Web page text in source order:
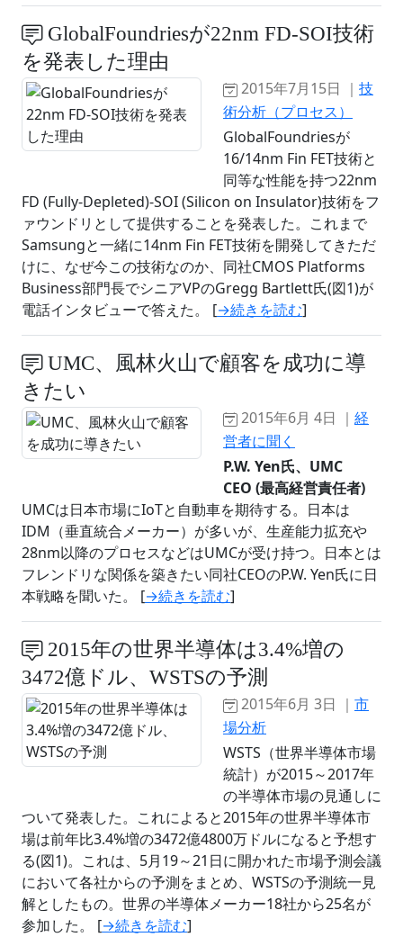
GlobalFoundriesが22nm FD-SOI技術
を発表した理由
2015年7月15日 ｜ 技
術分析（プロセス）
GlobalFoundriesが
16/14nm Fin FET技術と
同等な性能を持つ22nm
FD (Fully-Depleted)-SOI (Silicon on Insulator)技術をフ
ァウンドリとして提供することを発表した。これまで
Samsungと一緒に14nm Fin FET技術を開発してきただ
けに、なぜ今この技術なのか、同社CMOS Platforms
Business部門長でシニアVPのGregg Bartlett氏(図1)が
電話インタビューで答えた。 [→続きを読む]
UMC、風林火山で顧客を成功に導
きたい
2015年6月 4日 ｜ 経
営者に聞く
P.W. Yen氏、UMC
CEO (最高経営責任者)
UMCは日本市場にIoTと自動車を期待する。日本は
IDM（垂直統合メーカー）が多いが、生産能力拡充や
28nm以降のプロセスなどはUMCが受け持つ。日本とは
フレンドリな関係を築きたい同社CEOのP.W. Yen氏に日
本戦略を聞いた。 [→続きを読む]
2015年の世界半導体は3.4%増の
3472億ドル、WSTSの予測
2015年6月 3日 ｜ 市
場分析
WSTS（世界半導体市場
統計）が2015～2017年
の半導体市場の見通しに
ついて発表した。これによると2015年の世界半導体市
場は前年比3.4%増の3472億4800万ドルになると予想す
る(図1)。これは、5月19～21日に開かれた市場予測会議
において各社からの予測をまとめ、WSTSの予測統一見
解としたもの。世界の半導体メーカー18社から25名が
参加した。 [→続きを読む]